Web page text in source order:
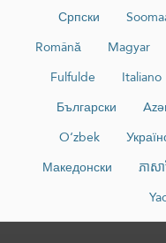
Српски
Română
Magyar
Fulfulde
Italiano
Български
O‘zbek
Македонски
ភាសា